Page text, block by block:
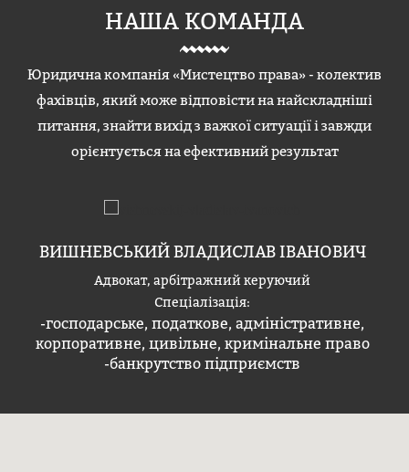
НАША КОМАНДА
Юридична компанія «Мистецтво права» - колектив
фахівців, який може відповісти на найскладніші
питання, знайти вихід з важкої ситуації і завжди
орієнтується на ефективний результат
ВИШНЕВСЬКИЙ ВЛАДИСЛАВ ІВАНОВИЧ
Адвокат, арбітражний керуючий
Спеціалізація:
-господарське, податкове, адміністративне,
корпоративне, цивільне, кримінальне право
-банкрутство підприємств